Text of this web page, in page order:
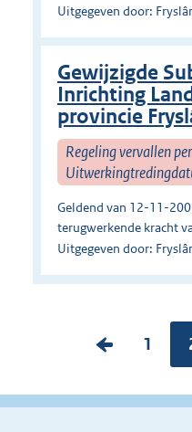
Uitgegeven door:
Gewijzigde
Inrichting
provincie
Regeling vervallen
Geldend van 12-11-
terugwerkende kracht
Uitgegeven door:
V
r
P
g
1